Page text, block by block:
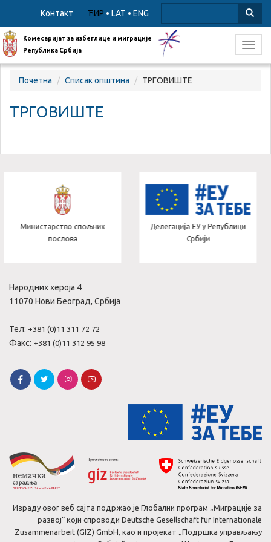
Контакт ЋИР • LAT • ENG
Комесаријат за избеглице и миграције
Република Србија
Почетна Списак општина ТРГОВИШТЕ
ТРГОВИШТЕ
спољних
послова
Делегација ЕУ у Републици
Народних хероја 4
11070 Нови Београд, Србија
Тел: +381 (0)11 311 72 72
Факс: +381 (0)11 312 95 98
Израду овог веб сајта подржао је Глобални програм „Миграције за
развој“ који спроводи Deutsche Gesellschaft für Internationale
Zusammenarbeit (GIZ) GmbH, као и пројекат „Подршка управљању